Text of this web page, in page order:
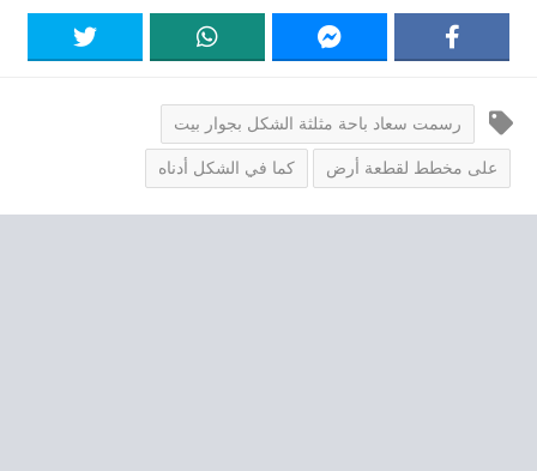
رسمت سعاد باحة مثلثة الشكل بجوار بيت
على مخطط لقطعة أرض كما في الشكل أدناه